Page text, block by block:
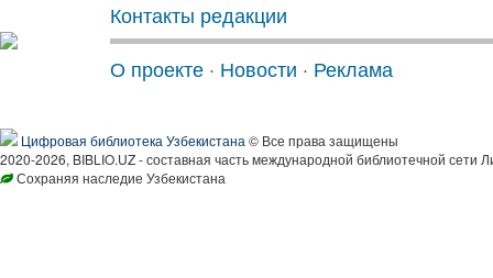
Контакты редакции
О проекте · Новости · Реклама
Цифровая библиотека Узбекистана © Все права защищены
2020-2026, BIBLIO.UZ - составная часть международной библиотечной сети
Сохраняя наследие Узбекистана